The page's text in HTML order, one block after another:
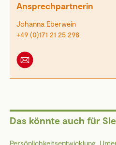
Ansprechpartnerin
Johanna Eberwein
+49 (0)171 21 25 298
Das könnte auch für
Persönlichkeitsentwicklung,